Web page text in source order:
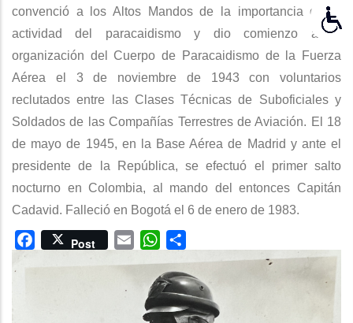
convenció a los Altos Mandos de la importancia de la
actividad del paracaidismo y dio comienzo a la
organización del Cuerpo de Paracaidismo de la Fuerza
Aérea el 3 de noviembre de 1943 con voluntarios
reclutados entre las Clases Técnicas de Suboficiales y
Soldados de las Compañías Terrestres de Aviación. El 18
de mayo de 1945, en la Base Aérea de Madrid y ante el
presidente de la República, se efectuó el primer salto
nocturno en Colombia, al mando del entonces Capitán
Cadavid. Falleció en Bogotá el 6 de enero de 1983.
Facebook
Post Email WhatsApp